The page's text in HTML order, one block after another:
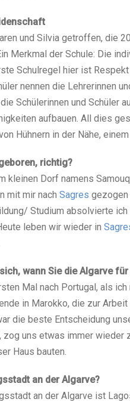
und Sil­via getrof­fen, die
Merk­mal der Schu­le: Die
Schul­re­gel hier ist
nen­nen die Leh­re­rin­nen
Schü­le­rin­nen und Schü­ler
auf­bau­en. All dies
Hüh­nern in der Nähe,
rich­tig?
klei­nen Dorf namens
mit mir nach Sag­res gezo­gen
Stu­di­um absol­vier­te
leben wir wie­der in
wann Sie die Algar­ve
Mal nach Por­tu­gal, als
in Marok­ko, die zur
die bes­te Ent­schei­dung
zog uns etwas immer
Haus bau­ten.
an der Algar­ve?
an der Algar­ve ist